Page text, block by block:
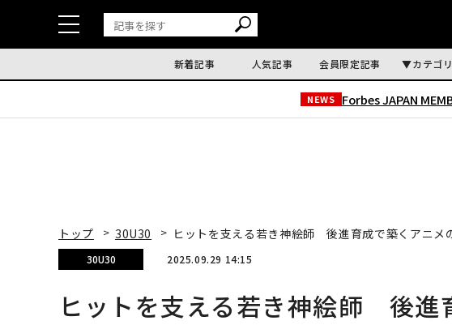
新着記事 人気記事 会員限定記事 カテゴリ
NEWS Forbes JAPAN
トップ 30U30 ヒットを支える若き神絵師 後進育成で築くアニメ
30U30 2025.09.29 14:15
ヒットを支える若き神絵師 後進